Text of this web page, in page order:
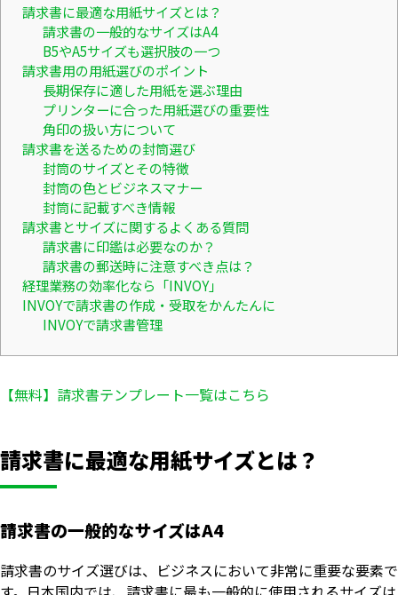
請求書に最適な用紙サイズとは？
請求書の一般的なサイズはA4
B5やA5サイズも選択肢の一つ
請求書用の用紙選びのポイント
長期保存に適した用紙を選ぶ理由
プリンターに合った用紙選びの重要性
角印の扱い方について
請求書を送るための封筒選び
封筒のサイズとその特徴
封筒の色とビジネスマナー
封筒に記載すべき情報
請求書とサイズに関するよくある質問
請求書に印鑑は必要なのか？
請求書の郵送時に注意すべき点は？
経理業務の効率化なら「INVOY」
INVOYで請求書の作成・受取をかんたんに
INVOYで請求書管理
【無料】請求書テンプレート一覧はこちら
請求書に最適な用紙サイズとは？
請求書の一般的なサイズはA4
請求書のサイズ選びは、ビジネスにおいて非常に重要な要素で